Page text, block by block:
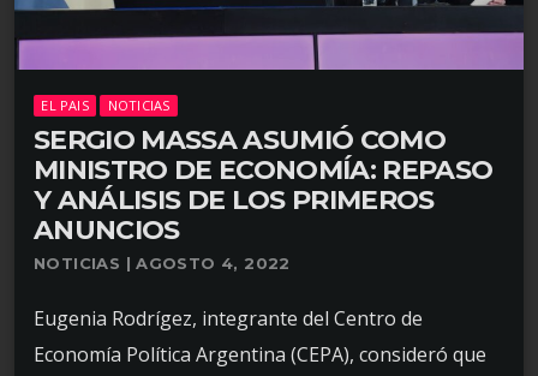
EL PAIS NOTICIAS
SERGIO MASSA ASUMIÓ COMO
MINISTRO DE ECONOMÍA: REPASO
Y ANÁLISIS DE LOS PRIMEROS
ANUNCIOS
NOTICIAS | AGOSTO 4, 2022
Eugenia Rodrígez, integrante del Centro de
Economía Política Argentina (CEPA), consideró que